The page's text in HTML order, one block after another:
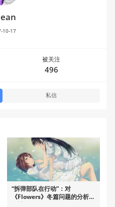
“拆弹部队在行动”：对
《Flowers》冬篇问题的分析和
剧情改写（下篇）
10-17
被关注
496
私信